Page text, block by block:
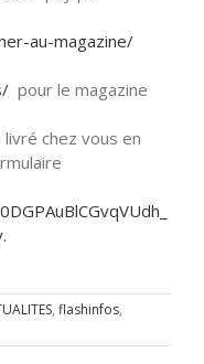
au-magazine/
pour le magazine
livré chez vous en
, flashinfos,